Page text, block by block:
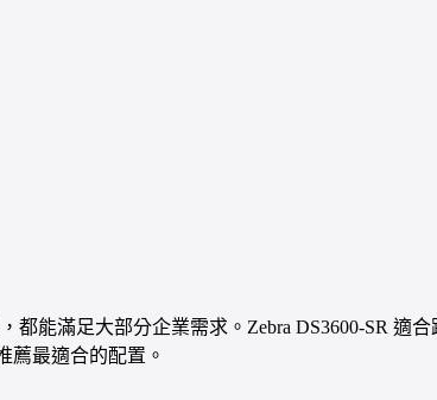
都能滿足大部分企業需求。Zebra DS3600-SR 適
薦最適合的配置。